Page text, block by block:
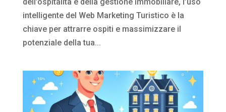
dell’ospitalità e della gestione immobiliare, l’uso
intelligente del Web Marketing Turistico è la
chiave per attrarre ospiti e massimizzare il
potenziale della tua...